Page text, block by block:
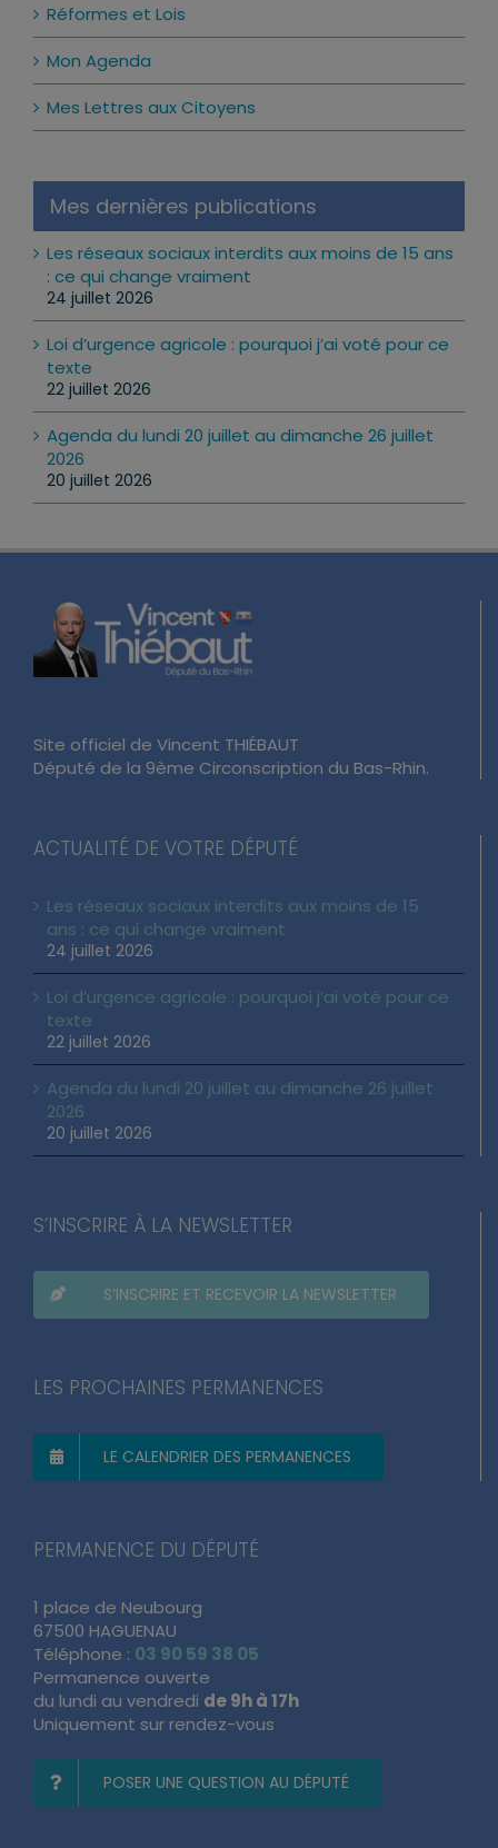
Réformes et Lois
Mon Agenda
Mes Lettres aux Citoyens
Mes dernières publications
Les réseaux sociaux interdits aux moins de 15 ans
: ce qui change vraiment
24 juillet 2026
Loi d’urgence agricole : pourquoi j’ai voté pour ce
texte
22 juillet 2026
Agenda du lundi 20 juillet au dimanche 26 juillet
2026
20 juillet 2026
Site officiel de Vincent THIÉBAUT
Député de la 9ème Circonscription du Bas-Rhin.
ACTUALITÉ DE VOTRE DÉPUTÉ
Les réseaux sociaux interdits aux moins de 15
ans : ce qui change vraiment
24 juillet 2026
Loi d’urgence agricole : pourquoi j’ai voté pour ce
texte
22 juillet 2026
Agenda du lundi 20 juillet au dimanche 26 juillet
2026
20 juillet 2026
S’INSCRIRE À LA NEWSLETTER
S’INSCRIRE ET RECEVOIR LA NEWSLETTER
LES PROCHAINES PERMANENCES
LE CALENDRIER DES PERMANENCES
PERMANENCE DU DÉPUTÉ
1 place de Neubourg
67500 HAGUENAU
Téléphone : 03 90 59 38 05
Permanence ouverte
du lundi au vendredi de 9h à 17h
Uniquement sur rendez-vous
POSER UNE QUESTION AU DÉPUTÉ